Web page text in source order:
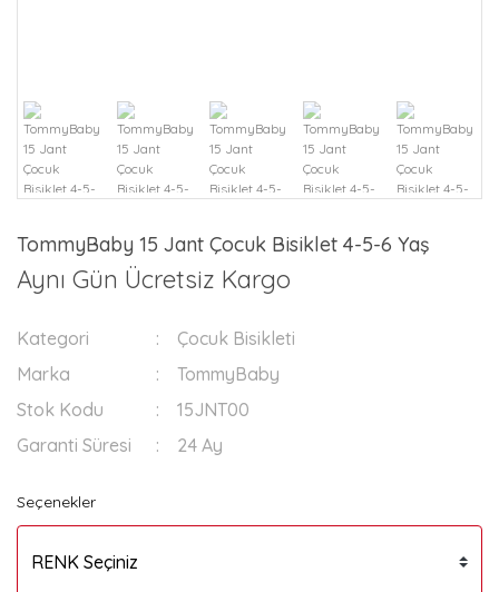
TommyBaby 15 Jant Çocuk Bisiklet 4-5-6 Yaş
Aynı Gün Ücretsiz Kargo
Kategori
Çocuk Bisikleti
Marka
TommyBaby
Stok Kodu
15JNT00
Garanti Süresi
24 Ay
Seçenekler